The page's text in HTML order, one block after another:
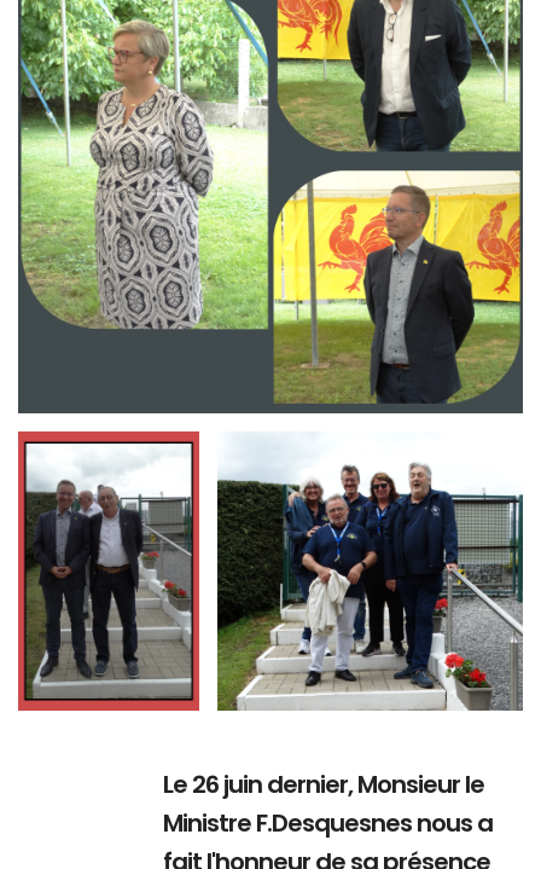
Branding
ARMCHAIR ARMCHAIR
Le 26 juin dernier, Monsieur le
Ministre F.Desquesnes nous a
fait l'honneur de sa présence